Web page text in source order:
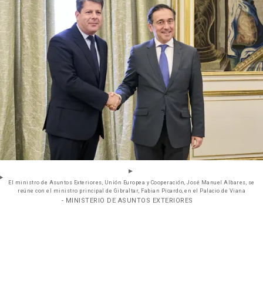
El ministro de Asuntos Exteriores, Unión Europea y Cooperación, José Manuel Albares, se
reúne con el ministro principal de Gibraltar, Fabian Picardo, en el Palacio de Viana
- MINISTERIO DE ASUNTOS EXTERIORES